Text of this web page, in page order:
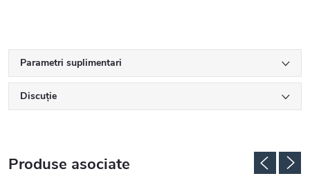
Parametri suplimentari
Discuţie
Produse asociate